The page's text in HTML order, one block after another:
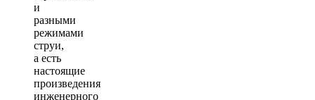
и
разными
режимами
струи,
а есть
настоящие
произведения
инженерного